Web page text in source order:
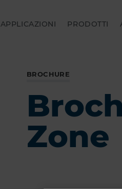
APPLICAZIONI PRODOTTI
BROCHURE
Zone